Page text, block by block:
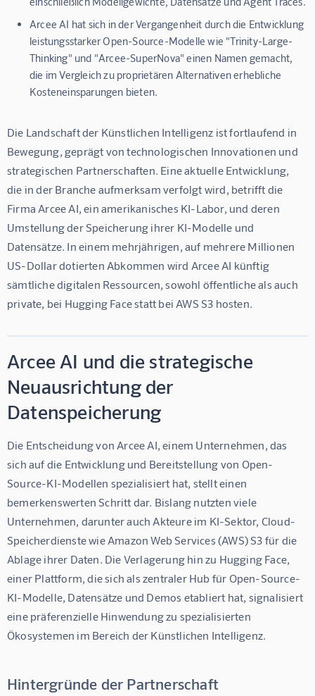
Arcee AI hat sich in der Vergangenheit durch die Entwicklung
leistungsstarker Open-Source-Modelle wie "Trinity-Large-
Thinking" und "Arcee-SuperNova" einen Namen gemacht,
die im Vergleich zu proprietären Alternativen erhebliche
Kosteneinsparungen bieten.
Die Landschaft der Künstlichen Intelligenz ist fortlaufend in
Bewegung, geprägt von technologischen Innovationen und
strategischen Partnerschaften. Eine aktuelle Entwicklung,
die in der Branche aufmerksam verfolgt wird, betrifft die
Firma Arcee AI, ein amerikanisches KI-Labor, und deren
Umstellung der Speicherung ihrer KI-Modelle und
Datensätze. In einem mehrjährigen, auf mehrere Millionen
US-Dollar dotierten Abkommen wird Arcee AI künftig
sämtliche digitalen Ressourcen, sowohl öffentliche als auch
private, bei Hugging Face statt bei AWS S3 hosten.
Arcee AI und die strategische
Neuausrichtung der
Datenspeicherung
Die Entscheidung von Arcee AI, einem Unternehmen, das
sich auf die Entwicklung und Bereitstellung von Open-
Source-KI-Modellen spezialisiert hat, stellt einen
bemerkenswerten Schritt dar. Bislang nutzten viele
Unternehmen, darunter auch Akteure im KI-Sektor, Cloud-
Speicherdienste wie Amazon Web Services (AWS) S3 für die
Ablage ihrer Daten. Die Verlagerung hin zu Hugging Face,
einer Plattform, die sich als zentraler Hub für Open-Source-
KI-Modelle, Datensätze und Demos etabliert hat, signalisiert
eine präferenzielle Hinwendung zu spezialisierten
Ökosystemen im Bereich der Künstlichen Intelligenz.
Hintergründe der Partnerschaft